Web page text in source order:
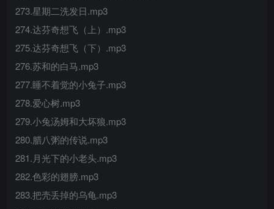
273.星期二洗发日.mp3
274.达芬奇想飞（上）.mp3
275.达芬奇想飞（下）.mp3
276.苏和的白马.mp3
277.睡不着觉的小兔子.mp3
278.爱心树.mp3
279.小兔汤姆和大坏狼.mp3
280.腊八粥的传说.mp3
281.月光下的小老头.mp3
282.色彩的翅膀.mp3
283.把壳丢掉的乌龟.mp3